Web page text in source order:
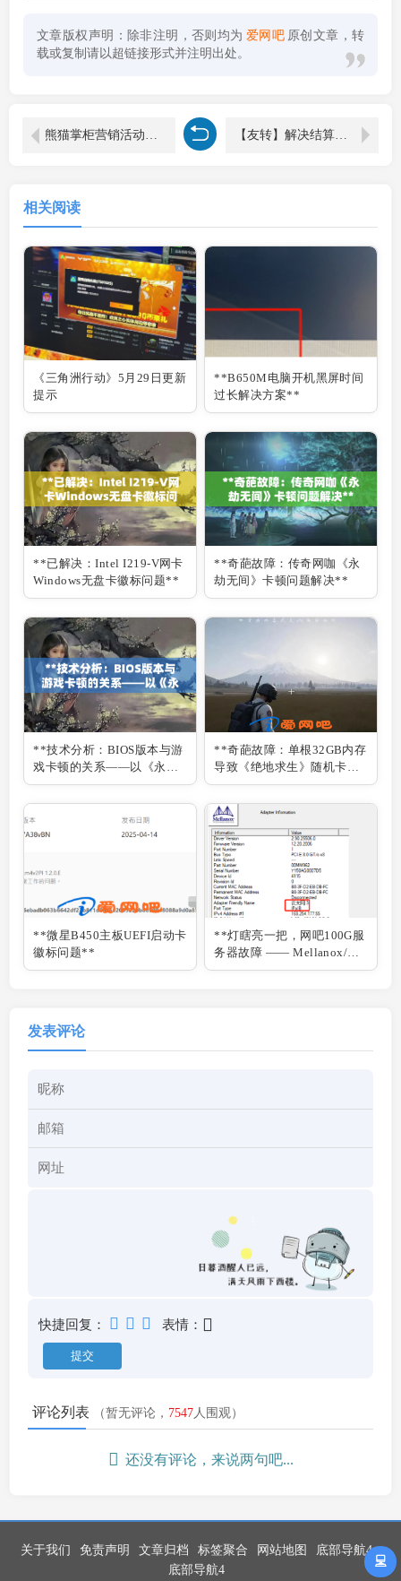
文章版权声明：除非注明，否则均为 爱网吧 原创文章，转
载或复制请以超链接形式并注明出处。
熊猫掌柜营销活动软件会员管理创新 【友转】解决结算黑屏与关闭lol(英雄联盟)移动侦测
相关阅读
《三角洲行动》5月29日更新
提示
**B650M电脑开机黑屏时间
过长解决方案**
**已解决：Intel I219-V网卡
Windows无盘卡徽标问题**
**奇葩故障：传奇网咖《永
劫无间》卡顿问题解决**
**技术分析：BIOS版本与游
戏卡顿的关系——以《永劫
无间》为例**
**奇葩故障：单根32GB内存
导致《绝地求生》随机卡顿
**
**微星B450主板UEFI启动卡
徽标问题**
**灯瞎亮一把，网吧100G服
务器故障 —— Mellanox/迈
络思 100G网卡 IB/ETH模式
发表评论
快捷回复： 表情：
评论列表 （暂无评论， 7547 人围观）
还没有评论，来说两句吧...
关于我们 免责声明 文章归档 标签聚合 网站地图
底部导航4
底部导航4